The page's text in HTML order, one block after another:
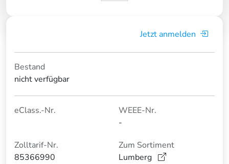
Jetzt anmelden
Bestand
nicht verfügbar
eClass.-Nr.
WEEE-Nr.
-
Zolltarif-Nr.
85366990
Zum Sortiment
Lumberg